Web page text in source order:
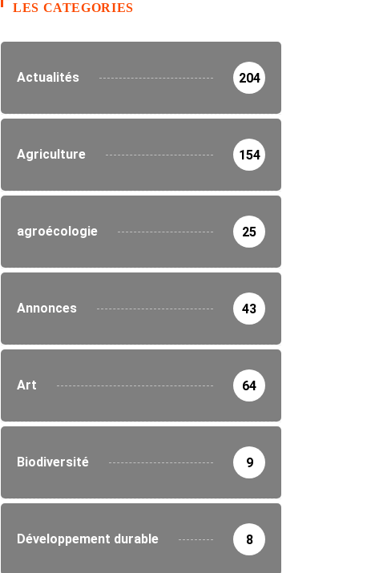
LES CATEGORIES
Actualités 204
Agriculture 154
agroécologie 25
Annonces 43
Art 64
Biodiversité 9
Développement durable 8